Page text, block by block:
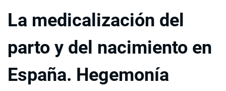
La medicalización del
parto y del nacimiento en
España. Hegemonía